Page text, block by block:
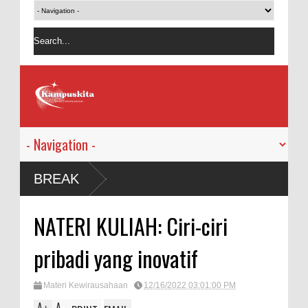
BREAK
NATERI KULIAH: Ciri-ciri
pribadi yang inovatif
Materi Kewirausahaan 12/16/2022 03:01:00 PM